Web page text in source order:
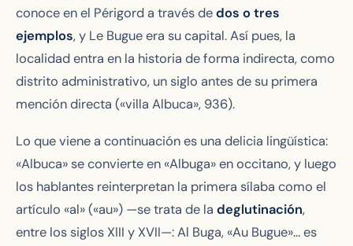
conoce en el Périgord a través dedos o tres
ejemplos, y Le Bugue era su capital. Así pues, la
localidad entra en la historia de forma indirecta, como
distrito administrativo, un siglo antes de su primera
mención directa («villa Albuca», 936).
Lo que viene a continuación es una delicia lingüística:
«Albuca»se convierte en «Albuga»en occitano, y luego
los hablantes reinterpretan la primera sílaba como el
artículo «al»(«au») —se trata de la deglutinación,
entre los siglos XIII y XVII—:Al Buga, «Au Bugue»… es